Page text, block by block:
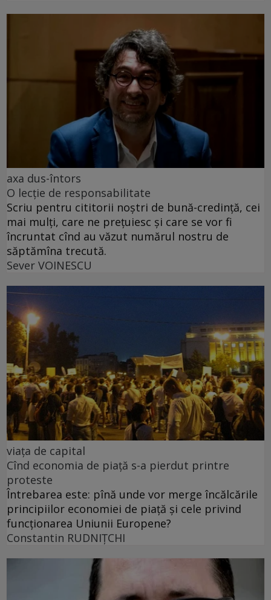
axa dus-întors
O lecție de responsabilitate
Scriu pentru cititorii noștri de bună-credință, cei
mai mulți, care ne prețuiesc și care se vor fi
încruntat cînd au văzut numărul nostru de
săptămîna trecută.
Sever VOINESCU
viața de capital
Cînd economia de piață s-a pierdut printre
proteste
Întrebarea este: pînă unde vor merge încălcările
principiilor economiei de piață și cele privind
funcționarea Uniunii Europene?
Constantin RUDNIŢCHI